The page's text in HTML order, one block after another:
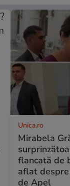
Unica.ro
Mirabela
flancată de
aflat
de Apel